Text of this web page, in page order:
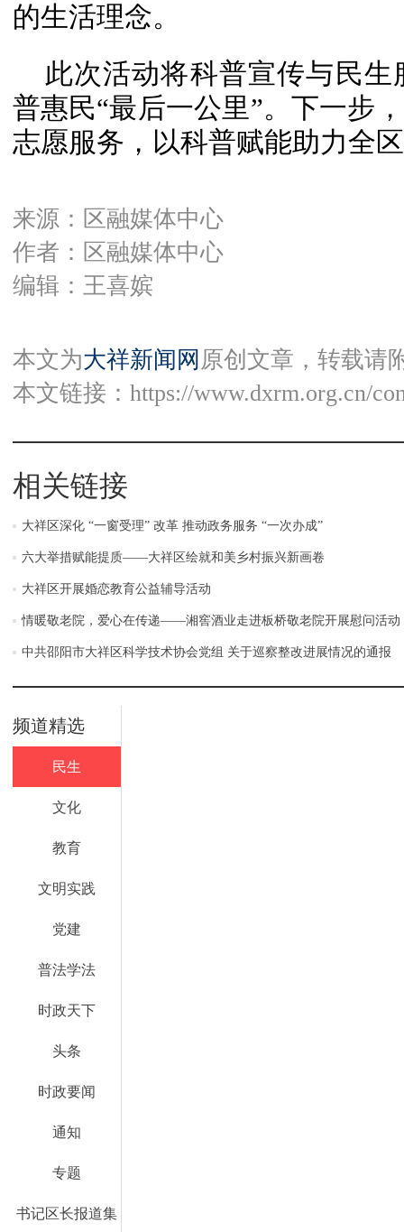
的生活理念。
此次活动将科普宣传与民
普惠民“最后一公里”。下一步
志愿服务，以科普赋能助力全
来源：区融媒体中心
作者：区融媒体中心
编辑：王喜嫔
本文为大祥新闻网 原创文章，转载请
本文链接： https://www.dxrm.org.cn/
相关链接
大祥区深化 “一窗受理” 改革 推动政务服务 “一次办成”
六大举措赋能提质——大祥区绘就和美乡村振兴新画卷
大祥区开展婚恋教育公益辅导活动
情暖敬老院，爱心在传递——湘窖酒业走进板桥敬老院开展慰问活动
中共邵阳市大祥区科学技术协会党组 关于巡察整改进展情况的通报
频道精选
民生
文化
教育
文明实践
党建
普法学法
时政天下
头条
时政要闻
通知
专题
书记区长报道集